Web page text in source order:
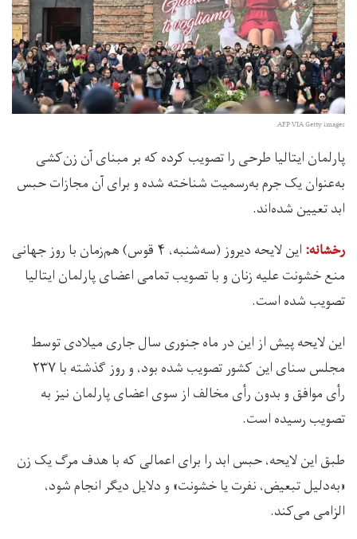
AFP VIA Getty images
پارلمان ایتالیا طرحی را تصویب کرده که بر مبنای آن زن‌کشی
به‌عنوان یک جرم به‌رسمیت شناخته‌ شده و برای آن مجازات حبس
ابد تعیین شده‌اند.
رخشانه:
این لایحه دیروز (سه‌شنبه، ۴ قوس) هم‌زمان با روز جهانی
منع خشونت علیه زنان و با تصویب تمامی اعضای پارلمان ایتالیا
تصویب شده است.
این لایحه پیش از این در ماه جنوری سال جاری میلادی توسط
مجلس سنای این کشور تصویب شده بود، و روز گذشته با ۲۳۷
رأی موافق و بدون رأی مخالف از سوی اعضای پارلمان نیز به
تصویب رسیده است.
طبق این لایحه، حبس ابد را برای اعمالی که با هدف مرگ یک زن
«به‌دلیل تبعیض، نفرت یا خشونت» و دلایل دیگر انجام شود،
الزامی می‌کند.